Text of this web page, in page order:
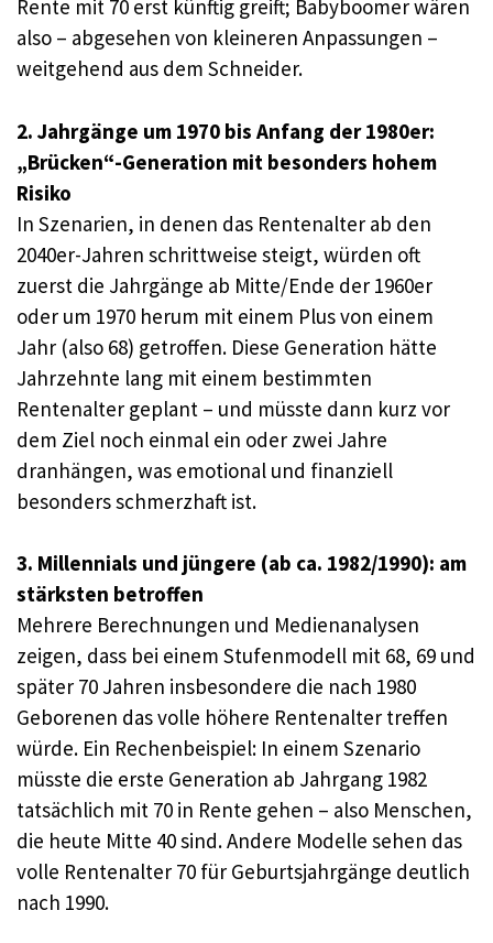
Rente mit 70 erst künftig greift; Babyboomer wären
also – abgesehen von kleineren Anpassungen –
weitgehend aus dem Schneider.
2. Jahrgänge um 1970 bis Anfang der 1980er:
„Brücken“-Generation mit besonders hohem
Risiko
In Szenarien, in denen das Rentenalter ab den
2040er-Jahren schrittweise steigt, würden oft
zuerst die Jahrgänge ab Mitte/Ende der 1960er
oder um 1970 herum mit einem Plus von einem
Jahr (also 68) getroffen. Diese Generation hätte
Jahrzehnte lang mit einem bestimmten
Rentenalter geplant – und müsste dann kurz vor
dem Ziel noch einmal ein oder zwei Jahre
dranhängen, was emotional und finanziell
besonders schmerzhaft ist.
3. Millennials und jüngere (ab ca. 1982/1990): am
stärksten betroffen
Mehrere Berechnungen und Medienanalysen
zeigen, dass bei einem Stufenmodell mit 68, 69 und
später 70 Jahren insbesondere die nach 1980
Geborenen das volle höhere Rentenalter treffen
würde. Ein Rechenbeispiel: In einem Szenario
müsste die erste Generation ab Jahrgang 1982
tatsächlich mit 70 in Rente gehen – also Menschen,
die heute Mitte 40 sind. Andere Modelle sehen das
volle Rentenalter 70 für Geburtsjahrgänge deutlich
nach 1990.